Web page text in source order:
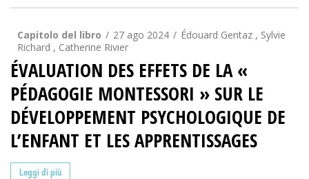
Capitolo del libro 27 ago 2024
Édouard Gentaz , Sylvie
Richard , Catherine Rivier
ÉVALUATION DES EFFETS DE LA «
PÉDAGOGIE MONTESSORI » SUR LE
DÉVELOPPEMENT PSYCHOLOGIQUE DE
L’ENFANT ET LES APPRENTISSAGES
Leggi di più